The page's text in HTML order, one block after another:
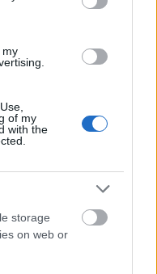
my
of my
with the
storage
on web or
tárgyal e
Music Group
a
és a drága
Group bevétele
háromnegyed
az egy évvel
miatt.
irányt, hogy a